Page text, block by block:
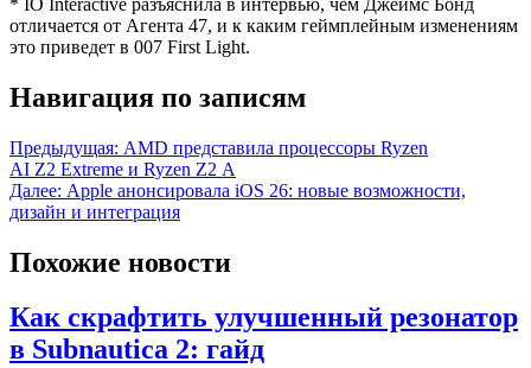
отличается от Агента 47, и к каким геймплейным изменениям
это приведет в 007 First Light.
Навигация по записям
Предыдущая: AMD представила процессоры Ryzen
AI Z2 Extreme и Ryzen Z2 A
Далее: Apple анонсировала iOS 26: новые возможности,
дизайн и интеграция
Похожие новости
Как скрафтить улучшенный резонатор
в Subnautica 2: гайд